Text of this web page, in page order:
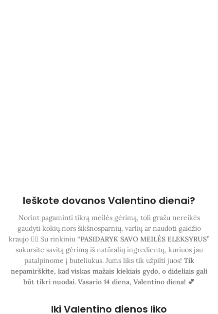
Ieškote dovanos Valentino dienai?
Norint pagaminti tikrą meilės gėrimą, toli gražu nereikės
gaudyti kokių nors šikšnosparnių, varlių ar naudoti gaidžio
kraujo 😵‍💫 Su rinkiniu “PASIDARYK SAVO MEILĖS ELEKSYRUS”
sukursite savitą gėrimą iš natūralių ingredientų, kuriuos jau
patalpinome į buteliukus. Jums liks tik užpilti juos! Tik
nepamirškite, kad viskas mažais kiekiais gydo, o dideliais gali
būt tikri nuodai. Vasario 14 diena, Valentino diena! 💕
Iki Valentino dienos liko